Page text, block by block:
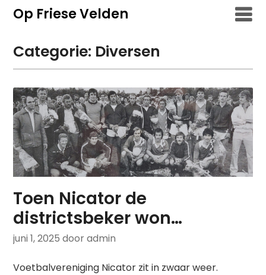
Overslaan
naarOp Friese Velden
Categorie: Diversen
Toen Nicator de
districtsbeker won…
juni 1, 2025 door admin
Voetbalvereniging Nicator zit in zwaar weer.